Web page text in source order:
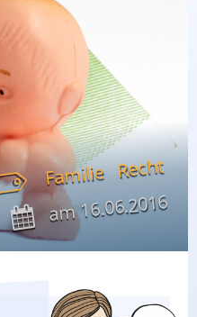
Familie Recht
am16.06.2016